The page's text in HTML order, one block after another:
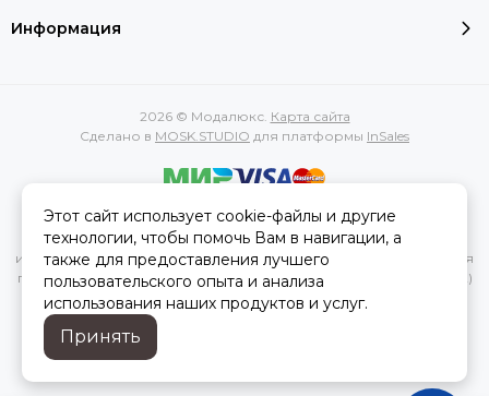
Информация
2026 © Модалюкс. Карта сайта
Сделано в MOSK.STUDIO для платформы InSales
Вся представленная на сайте информация, касающаяся
характеристик, стоимости товаров и услуг, носит
информационный характер и ни при каких условиях не является
публичной офертой, определяемой положениями Статьи 437(2)
Гражданского кодекса РФ.
Этот сайт использует cookie-файлы и другие
технологии, чтобы помочь Вам в навигации, а
также для предоставления лучшего
пользовательского опыта и анализа
использования наших продуктов и услуг.
Принять